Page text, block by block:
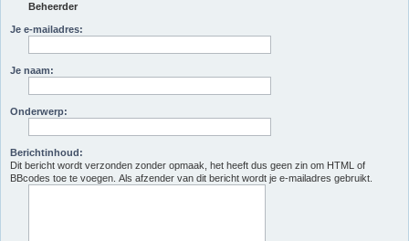
Beheerder
Je e-mailadres:
Je naam:
Onderwerp:
Berichtinhoud:
Dit bericht wordt verzonden zonder opmaak, het heeft dus geen zin om HTML of
BBcodes toe te voegen. Als afzender van dit bericht wordt je e-mailadres gebruikt.